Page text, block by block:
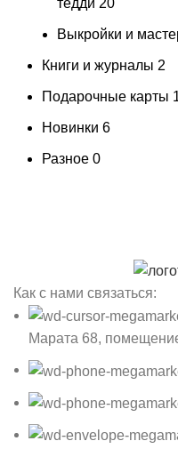
Выкройки и
Книги и журналы 2
Подарочные карты
Новинки 6
Разное 0
Как с нами связаться:
Марата 68,